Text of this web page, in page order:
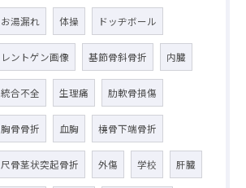
お湯漏れ 体操 ドッヂボール
レントゲン画像 基節骨斜骨折 内臓
統合不全 生理痛 肋軟骨損傷
胸骨骨折 血胸 橈骨下端骨折
尺骨茎状突起骨折 外傷 学校 肝臓